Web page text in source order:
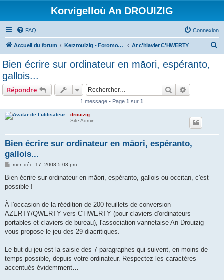
Korvigelloù An DROUIZIG
FAQ Connexion
Accueil du forum Kerzrouizig - Foromoù An Drouizig Ar c'hlavier C'HWERTY
Bien écrire sur ordinateur en māori, espéranto,
gallois...
Répondre Rechercher
1 message • Page 1 sur 1
drouizig
Site Admin
Bien écrire sur ordinateur en māori, espéranto,
gallois...
M
s
a
mer. déc. 17, 2008 5:03 pm
Bien écrire sur ordinateur en māori, espéranto, gallois ou occitan, c'est
possible !
À l'occasion de la réédition de 200 feuillets de conversion
AZERTY/QWERTY vers C'HWERTY (pour claviers d'ordinateurs
portables et claviers de bureau), l'association vannetaise An Drouizig
vous propose le jeu des 29 diacritiques.
Le but du jeu est la saisie des 7 paragraphes qui suivent, en moins de
temps possible, depuis votre ordinateur. Respectez les caractères
accentués évidemment…